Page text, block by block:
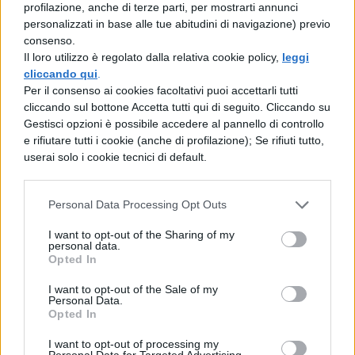
profilazione, anche di terze parti, per mostrarti annunci
personalizzati in base alle tue abitudini di navigazione) previo
consenso.
Il loro utilizzo è regolato dalla relativa cookie policy, leggi
cliccando qui
Per il consenso ai cookies facoltativi puoi accettarli tutti
cliccando sul bottone Accetta tutti qui di seguito. Cliccando su
Gestisci opzioni è possibile accedere al pannello di controllo
e rifiutare tutti i cookie (anche di profilazione); Se rifiuti tutto,
userai solo i cookie tecnici di default.
Personal Data Processing Opt Outs
I want to opt-out of the Sharing of my
personal data.
Opted In
I want to opt-out of the Sale of my
Personal Data.
Opted In
I want to opt-out of processing my
senza guardare lo schermo o ancora 20
punti per ogni amico a cui fai conoscere
quest’app e che entra far parte di questa
community grazie a te!
sono tantissimi: buoni benzina da 10, 100,
200 e 1500 euro, con cadenza giornaliera,
settimanale e mensile.L’app come si è ben
capito evita non solo incidenti stradali, ma
anche sanzioni, multe da pagare e ritiro di
patente.
Leggete il regolamento completo sul sito
ufficiale Smartphoners.it
Cellulare alla guida: le